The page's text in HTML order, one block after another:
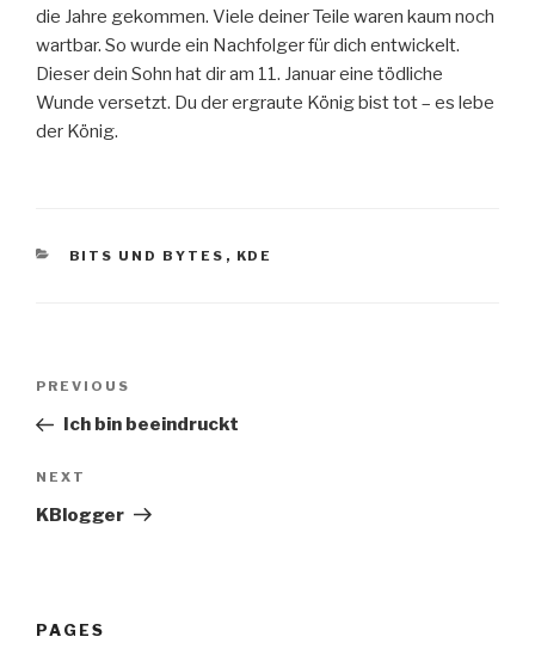
die Jahre gekommen. Viele deiner Teile waren kaum noch
wartbar. So wurde ein Nachfolger für dich entwickelt.
Dieser dein Sohn hat dir am 11. Januar eine tödliche
Wunde versetzt. Du der ergraute König bist tot – es lebe
der König.
CATEGORIES
BITS UND BYTES , KDE
Previous
Post
PREVIOUS
Ich bin beeindruckt
Next
Post
NEXT
KBlogger
PAGES